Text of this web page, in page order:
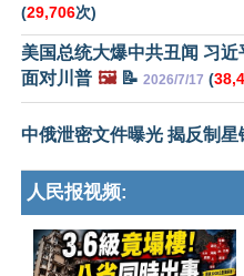
(29,706次)
美国总统大爆中共丑闻 习
面对川普 🖼️📝 2026/7/17 (
中俄泄密文件曝光 揭反制星
人民报视频: